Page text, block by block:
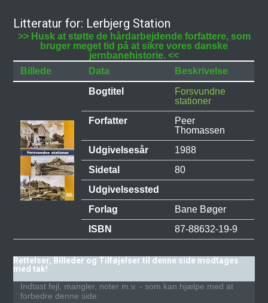
Litteratur for: Lerbjerg Station
>> Husk at støtte de hårdarbejdende forfattere, som
bruger meget tid på at sikre vores danske
jernbanehistorie. <<
Billede
Data
Beskrivelse
Bogtitel
Forsvundne
stationer
Forfatter
Peer
Thomassen
Udgivelsesår
1988
Sidetal
80
Udgivelsessted
Forlag
Bane Bøger
ISBN
87-88632-19-9
Rettelser, Billeder og Tilføjelser til denne side modtages
med tak!